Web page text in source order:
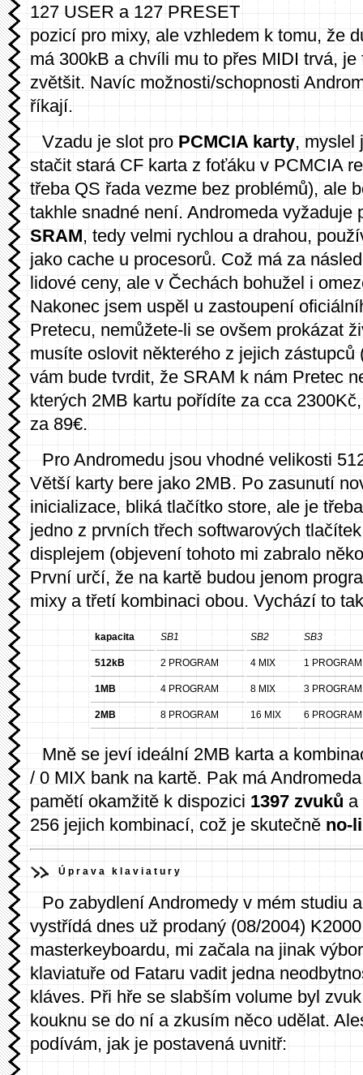
127 USER a 127 PRESET
pozicí pro mixy, ale vzhledem k tomu, že
má 300kB a chvíli mu to přes MIDI trvá, je
zvětšit. Navíc možnosti/schopnosti
říkají.
Vzadu je slot pro PCMCIA karty, myslel
stačit stará CF karta z foťáku v PCMCIA
třeba QS řada vezme bez problémů), ale
takhle snadné není. Andromeda vyžaduje
SRAM, tedy velmi rychlou a drahou,
jako cache u procesorů. Což má za
lidové ceny, ale v Čechách bohužel i
Nakonec jsem uspěl u zastoupení
Pretecu, nemůžete-li se ovšem prokázat
musíte oslovit některého z jejich zástupců
vám bude tvrdit, že SRAM k nám Pretec
kterých 2MB kartu pořídíte za cca
za 89€.
Pro Andromedu jsou vhodné velikosti
Větší karty bere jako 2MB. Po zasunutí
inicializace, bliká tlačítko store, ale je
jedno z prvních třech softwarových
displejem (objevení tohoto mi zabralo
První určí, že na kartě budou jenom
mixy a třetí kombinaci obou. Vychází to
kapacita SB1 SB2 SB3
512kB 2 PROGRAM 4 MIX 1
1MB 4 PROGRAM 8 MIX 3
2MB 8 PROGRAM 16 MIX 6
Mně se jeví ideální 2MB karta a
/ 0 MIX bank na kartě. Pak má
pamětí okamžitě k dispozici 1397 zvuků a
256 jejich kombinací, což je skutečně no-
Úprava klaviatury
Po zabydlení Andromedy v mém studiu
vystřídá dnes už prodaný (08/2004)
masterkeyboardu, mi začala na jinak
klaviatuře od Fataru vadit jedna
kláves. Při hře se slabším volume byl
kouknu se do ní a zkusím něco udělat.
podívám, jak je postavená uvnitř: